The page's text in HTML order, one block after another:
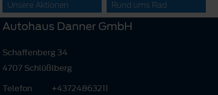
Unsere Aktionen Rund ums Rad
Autohaus Danner GmbH
Schaffenberg 34
4707 Schlüßlberg
Telefon
+43724863211